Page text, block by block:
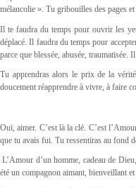
mélancolie ». Tu gribouilles des pages
Il te faudra du temps pour ouvrir les
déplacé. Il faudra du temps pour
parce que blessée, abusée, traumatisée.
Tu apprendras alors le prix de la
doucement réapprendre à vivre, à faire
Oui, aimer. C’est là la clé. C’est
que tu avais fui. Tu ressentiras au fond
L’Amour d’un homme, cadeau de
été un compagnon aimant, bienveillant et